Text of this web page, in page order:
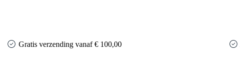
Gratis verzending vanaf € 100,00